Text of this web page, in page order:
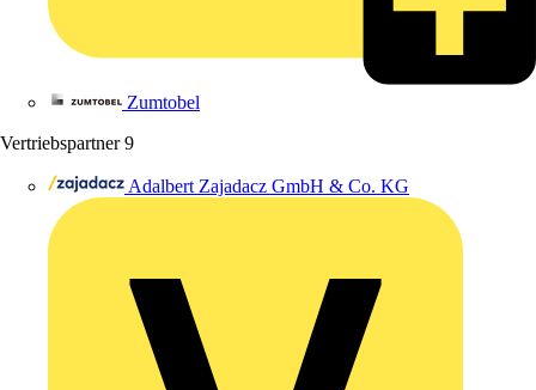
Zumtobel
Vertriebspartner 9
Adalbert Zajadacz GmbH & Co. KG